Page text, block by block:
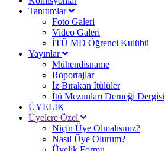
Tanıtımlar
Foto Galeri
Video Galeri
İTÜ MD Öğrenci Kulübü
Yayınlar
Mühendisname
Röportajlar
İz Bırakan İtülüler
İtü Mezunları Derneği Dergisi
ÜYELİK
Üyelere Özel
Niçin Üye Olmalısınız?
Nasıl Üye Olurum?